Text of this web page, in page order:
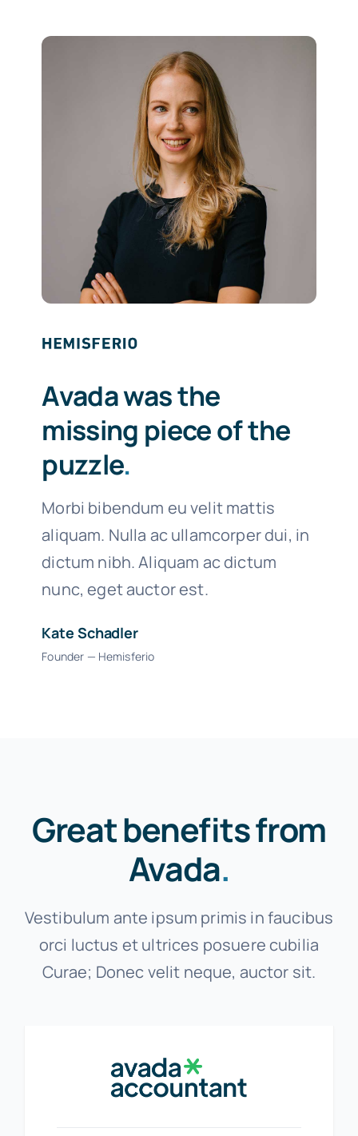
Avada was the
missing piece of the
puzzle.
Morbi bibendum eu velit mattis
aliquam. Nulla ac ullamcorper dui, in
dictum nibh. Aliquam ac dictum
nunc, eget auctor est.
Kate Schadler
Founder — Hemisferio
Great benefits from
Avada.
Vestibulum ante ipsum primis in faucibus
orci luctus et ultrices posuere cubilia
Curae; Donec velit neque, auctor sit.